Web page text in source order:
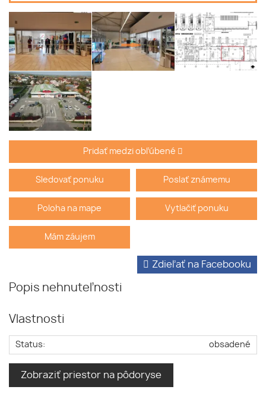
Pridať medzi obľúbené
Sledovať ponuku Poslať známemu
Poloha na mape Vytlačiť ponuku
Mám záujem
Popis nehnuteľnosti
Zdieľať na Facebooku
Vlastnosti
Status: obsadené
Zobraziť priestor na pôdoryse